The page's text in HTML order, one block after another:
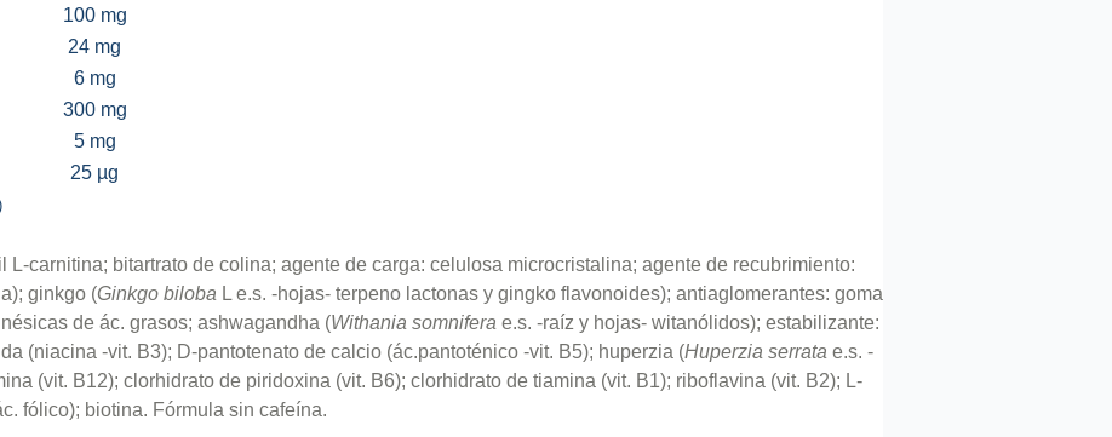
100 mg
24 mg
6 mg
300 mg
5 mg
25 µg
L-carnitina; bitartrato de colina; agente de carga: celulosa microcristalina; agente de recubrimiento:
ginkgo (Ginkgo biloba L e.s. -hojas- terpeno lactonas y gingko flavonoides); antiaglomerantes: goma
de ác. grasos; ashwagandha (Withania somnifera e.s. -raíz y hojas- witanólidos); estabilizante:
(niacina -vit. B3); D-pantotenato de calcio (ác.pantoténico -vit. B5); huperzia (Huperzia serrata e.s. -
(vit. B12); clorhidrato de piridoxina (vit. B6); clorhidrato de tiamina (vit. B1); riboflavina (vit. B2); L-
fólico); biotina. Fórmula sin cafeína.